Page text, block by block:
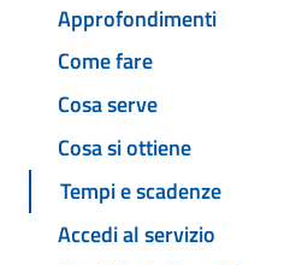
Approfondimenti
Come fare
Cosa serve
Cosa si ottiene
Tempi e scadenze
Accedi al servizio